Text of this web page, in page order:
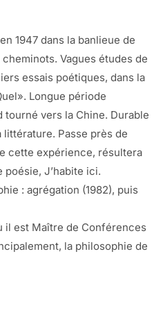
(Quasi-manifeste)
l’éther»
écrite
1947 dans la banlieue de
Vagues études de
essais poétiques, dans la
Longue période
tourné vers la Chine. Durable
Passe près de
cette expérience, résultera
J’habite ici.
: agrégation (1982), puis
il est Maître de Conférences
la philosophie de